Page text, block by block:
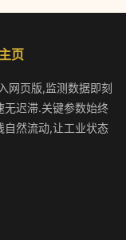
页
网页版,监测数据即刻
无迟滞.关键参数始终
自然流动,让工业状态